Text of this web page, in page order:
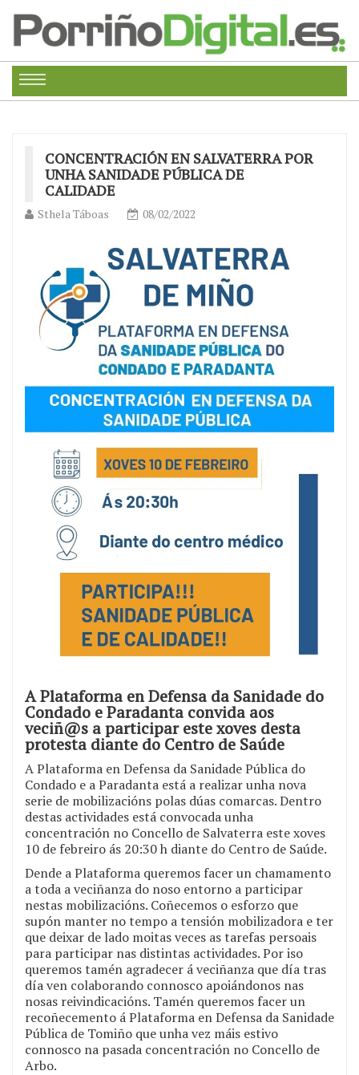
CONCENTRACIÓN EN SALVATERRA POR
UNHA SANIDADE PÚBLICA DE
CALIDADE
Sthela Táboas 08/02/2022
A Plataforma en Defensa da Sanidade do
Condado e Paradanta convida aos
veciñ@s a participar este xoves desta
protesta diante do Centro de Saúde
A Plataforma en Defensa da Sanidade Pública do
Condado e a Paradanta está a realizar unha nova
serie de mobilizacións polas dúas comarcas. Dentro
destas actividades está convocada unha
concentración no Concello de Salvaterra este xoves
10 de febreiro ás 20:30 h diante do Centro de Saúde.
Dende a Plataforma queremos facer un chamamento
a toda a veciñanza do noso entorno a participar
nestas mobilizacións. Coñecemos o esforzo que
supón manter no tempo a tensión mobilizadora e ter
que deixar de lado moitas veces as tarefas persoais
para participar nas distintas actividades. Por iso
queremos tamén agradecer á veciñanza que día tras
día ven colaborando connosco apoiándonos nas
nosas reivindicacións. Tamén queremos facer un
recoñecemento á Plataforma en Defensa da Sanidade
Pública de Tomiño que unha vez máis estivo
connosco na pasada concentración no Concello de
Arbo.